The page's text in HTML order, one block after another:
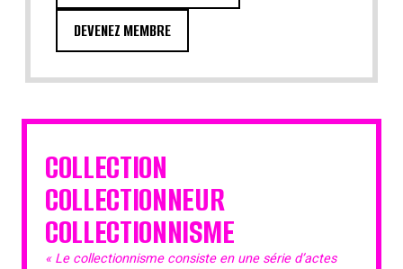
DEVENEZ MEMBRE
COLLECTION
COLLECTIONNEUR
COLLECTIONNISME
« Le collectionnisme consiste en une série d’actes